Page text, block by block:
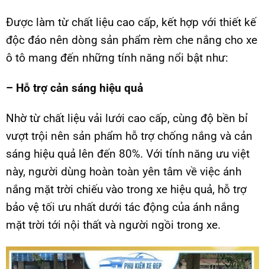
Được làm từ chất liệu cao cấp, kết hợp với thiết kế
độc đáo nên dòng sản phẩm rèm che nắng cho xe
ô tô mang đến những tính năng nổi bật như:
– Hỗ trợ cản sáng hiệu quả
Nhờ từ chất liệu vải lưới cao cấp, cùng độ bền bỉ
vượt trội nên sản phẩm hỗ trợ chống nắng và cản
sáng hiệu quả lên đến 80%. Với tính năng ưu việt
này, người dùng hoàn toàn yên tâm về việc ánh
nắng mặt trời chiếu vào trong xe hiệu quả, hỗ trợ
bảo vệ tối ưu nhất dưới tác động của ánh nắng
mặt trời tới nội thất và người ngồi trong xe.